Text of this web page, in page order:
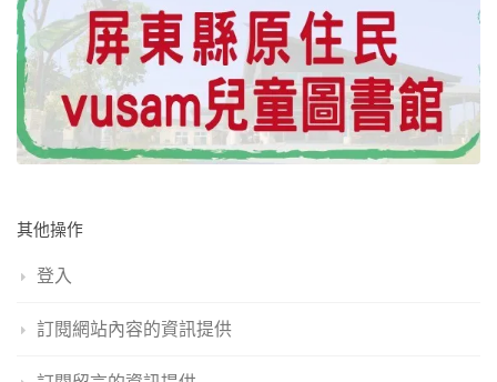
其他操作
登入
訂閱網站內容的資訊提供